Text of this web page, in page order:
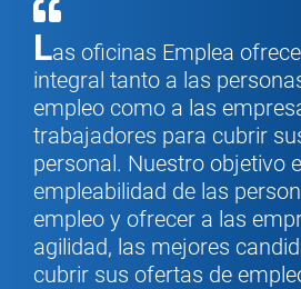
a
la
navegación
Las oficinas Emplea
integral tanto a las
empleo como a las
trabajadores para cubrir
personal. Nuestro objetivo
empleabilidad de las
empleo y ofrecer a las
agilidad, las mejores
cubrir sus ofertas de